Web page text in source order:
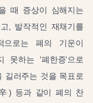
때 증상이 심해지는
, 발작적인 재채기를
으로는 폐의 기운이
못하는 '폐한증'으로
길러주는 것을 목표로
) 등과 같이 폐의 찬